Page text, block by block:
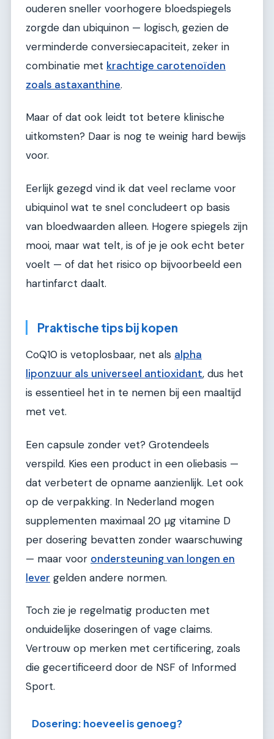
ouderen sneller voorhogere bloedspiegels
zorgde dan ubiquinon — logisch, gezien de
verminderde conversiecapaciteit, zeker in
combinatie met krachtige carotenoïden
zoals astaxanthine.
Maar of dat ook leidt tot betere klinische
uitkomsten? Daar is nog te weinig hard bewijs
voor.
Eerlijk gezegd vind ik dat veel reclame voor
ubiquinol wat te snel concludeert op basis
van bloedwaarden alleen. Hogere spiegels zijn
mooi, maar wat telt, is of je je ook echt beter
voelt — of dat het risico op bijvoorbeeld een
hartinfarct daalt.
Praktische tips bij kopen
CoQ10 is vetoplosbaar, net als alpha
liponzuur als universeel antioxidant, dus het
is essentieel het in te nemen bij een maaltijd
met vet.
Een capsule zonder vet? Grotendeels
verspild. Kies een product in een oliebasis —
dat verbetert de opname aanzienlijk. Let ook
op de verpakking. In Nederland mogen
supplementen maximaal 20 µg vitamine D
per dosering bevatten zonder waarschuwing
— maar voor ondersteuning van longen en
lever gelden andere normen.
Toch zie je regelmatig producten met
onduidelijke doseringen of vage claims.
Vertrouw op merken met certificering, zoals
die gecertificeerd door de NSF of Informed
Sport.
Dosering: hoeveel is genoeg?